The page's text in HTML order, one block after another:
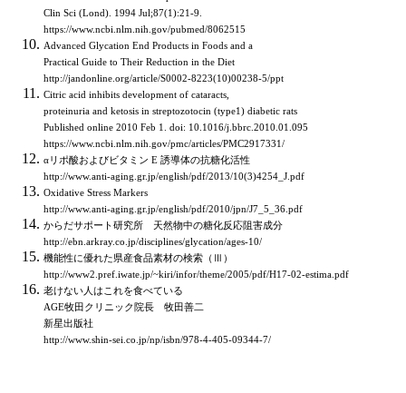
Clin Sci (Lond). 1994 Jul;87(1):21-9.
https://www.ncbi.nlm.nih.gov/pubmed/8062515
Advanced Glycation End Products in Foods and a
Practical Guide to Their Reduction in the Diet
http://jandonline.org/article/S0002-8223(10)00238-5/ppt
Citric acid inhibits development of cataracts,
proteinuria and ketosis in streptozotocin (type1) diabetic rats
Published online 2010 Feb 1. doi: 10.1016/j.bbrc.2010.01.095
https://www.ncbi.nlm.nih.gov/pmc/articles/PMC2917331/
αリポ酸およびビタミン E 誘導体の抗糖化活性
http://www.anti-aging.gr.jp/english/pdf/2013/10(3)4254_J.pdf
Oxidative Stress Markers
http://www.anti-aging.gr.jp/english/pdf/2010/jpn/J7_5_36.pdf
からだサポート研究所 天然物中の糖化反応阻害成分
http://ebn.arkray.co.jp/disciplines/glycation/ages-10/
機能性に優れた県産食品素材の検索（Ⅲ）
http://www2.pref.iwate.jp/~kiri/infor/theme/2005/pdf/H17-02-estima.pdf
老けない人はこれを食べている
AGE牧田クリニック院長 牧田善二
新星出版社
http://www.shin-sei.co.jp/np/isbn/978-4-405-09344-7/